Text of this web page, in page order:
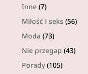
Inne(7)
Miłość i seks (56)
Moda (73)
Nie przegap (43)
Porady(105)